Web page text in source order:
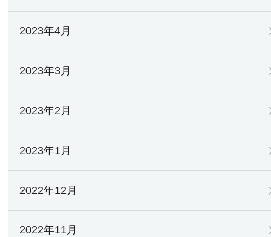
2023年4月
2023年3月
2023年2月
2023年1月
2022年12月
2022年11月